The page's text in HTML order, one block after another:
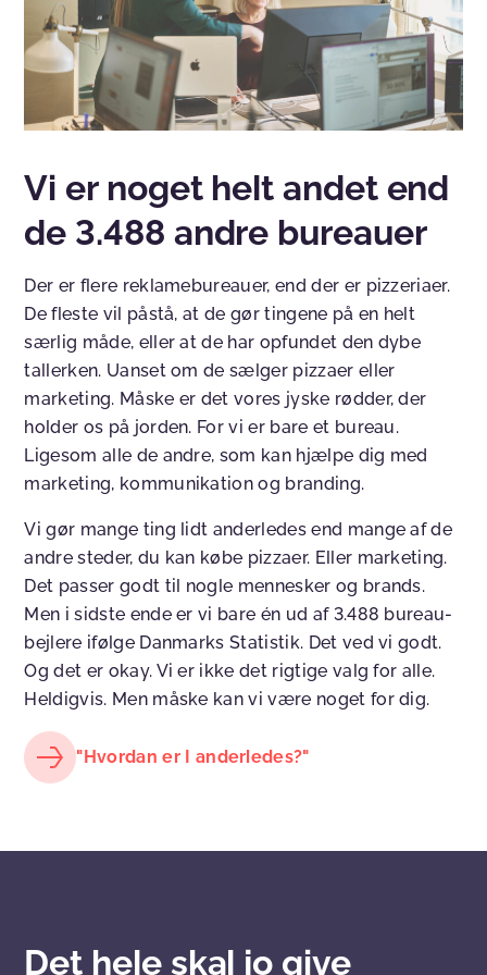
Vi er noget helt andet end
de 3.488 andre bureauer
Der er flere reklamebureauer, end der er pizzeriaer.
De fleste vil påstå, at de gør tingene på en helt
særlig måde, eller at de har opfundet den dybe
tallerken. Uanset om de sælger pizzaer eller
marketing. Måske er det vores jyske rødder, der
holder os på jorden. For vi er bare et bureau.
Ligesom alle de andre, som kan hjælpe dig med
marketing, kommunikation og branding.
Vi gør mange ting lidt anderledes end mange af de
andre steder, du kan købe pizzaer. Eller marketing.
Det passer godt til nogle mennesker og brands.
Men i sidste ende er vi bare én ud af 3.488 bureau-
bejlere ifølge Danmarks Statistik. Det ved vi godt.
Og det er okay. Vi er ikke det rigtige valg for alle.
Heldigvis. Men måske kan vi være noget for dig.
"Hvordan er I anderledes?"
Det hele skal jo give